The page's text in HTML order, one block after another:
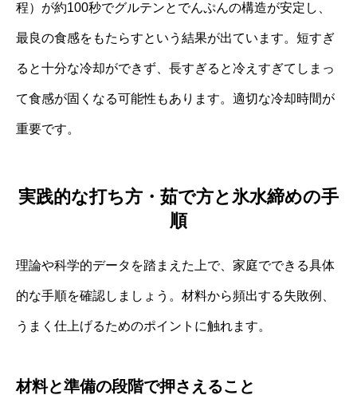
程）が約100秒でグルテンとでんぷんの構造が安定し、
最良の食感をもたらすという結果が出ています。短すぎ
ると十分な冷却ができず、長すぎると冷えすぎてしまっ
て食感が固くなる可能性もあります。適切な冷却時間が
重要です。
実践的な打ち方・茹で方と氷水締めの手
順
理論や科学的データを踏まえた上で、家庭でできる具体
的な手順を確認しましょう。材料から頻出する失敗例、
うまく仕上げるためのポイントに触れます。
材料と準備の段階で押さえること